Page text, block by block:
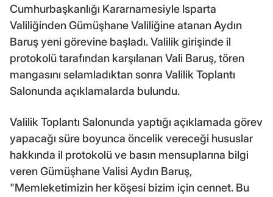
Cumhurbaşkanlığı Kararnamesiyle Isparta
Valiliğinden Gümüşhane Valiliğine atanan Aydın
Baruş yeni görevine başladı. Valilik girişinde il
protokolü tarafından karşılanan Vali Baruş, tören
mangasını selamladıktan sonra Valilik Toplantı
Salonunda açıklamalarda bulundu.
Valilik Toplantı Salonunda yaptığı açıklamada görev
yapacağı süre boyunca öncelik vereceği hususlar
hakkında il protokolü ve basın mensuplarına bilgi
veren Gümüşhane Valisi Aydın Baruş,
"Memleketimizin her köşesi bizim için cennet. Bu